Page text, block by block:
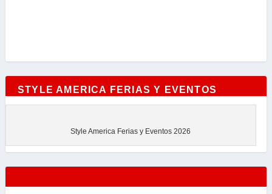
STYLE AMERICA FERIAS Y EVENTOS
Style America Ferias y Eventos 2026